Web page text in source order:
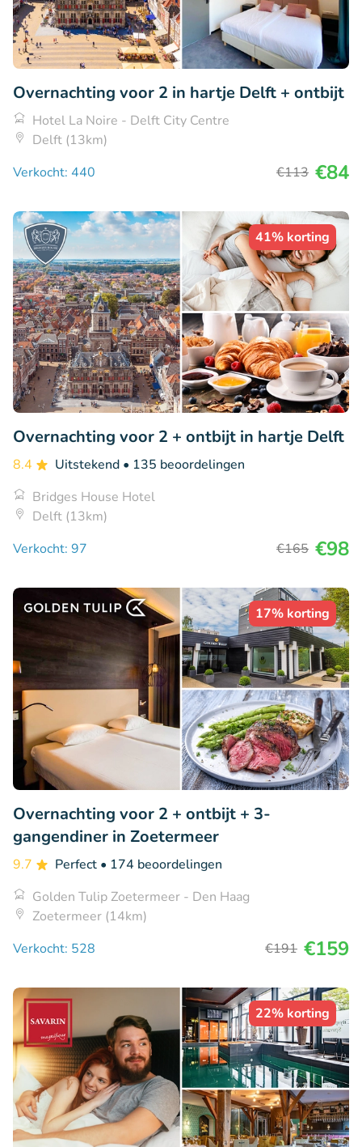
Overnachting voor 2 in hartje Delft + ontbijt
Hotel La Noire - Delft City Centre
Delft (13km)
Verkocht: 440
€113 €84
41% korting
Overnachting voor 2 + ontbijt in hartje Delft
8.4 Uitstekend • 135 beoordelingen
Bridges House Hotel
Delft (13km)
Verkocht: 97
€165 €98
17% korting
Overnachting voor 2 + ontbijt + 3-
gangendiner in Zoetermeer
9.7 Perfect • 174 beoordelingen
Golden Tulip Zoetermeer - Den Haag
Zoetermeer (14km)
Verkocht: 528
€191 €159
22% korting